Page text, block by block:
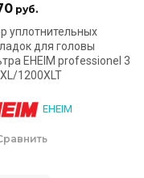
руб.
уплотнительных
для головы
EHEIM professionel 3
1200XLT
EHEIM